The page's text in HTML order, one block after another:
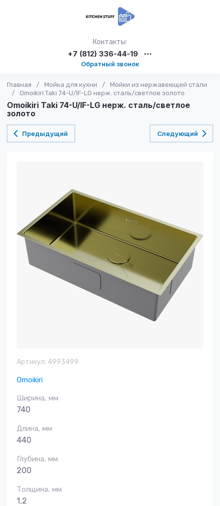
Контакты:
+7 (812) 336-44-19
Обратный звонок
Главная / Мойка для кухни /
Мойки из нержавеющей стали
/
Omoikiri Taki 74-U/IF-LG нерж. сталь/светлое золото
Omoikiri Taki 74-U/IF-LG нерж. сталь/светлое
золото
Предыдущий Следующий
Артикул: 4993499
Omoikiri
Ширина, мм
740
Длина, мм
440
Глубина, мм
200
Толщина, мм
1,2